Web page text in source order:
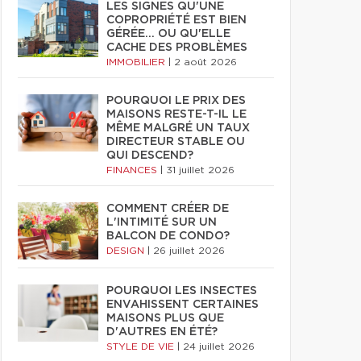
LES SIGNES QU'UNE
COPROPRIÉTÉ EST BIEN
GÉRÉE… OU QU'ELLE
CACHE DES PROBLÈMES
IMMOBILIER 2 août 2026
POURQUOI LE PRIX DES
MAISONS RESTE-T-IL LE
MÊME MALGRÉ UN TAUX
DIRECTEUR STABLE OU
QUI DESCEND?
FINANCES 31 juillet 2026
COMMENT CRÉER DE
L'INTIMITÉ SUR UN
BALCON DE CONDO?
DESIGN 26 juillet 2026
POURQUOI LES INSECTES
ENVAHISSENT CERTAINES
MAISONS PLUS QUE
D'AUTRES EN ÉTÉ?
STYLE DE VIE 24 juillet 2026